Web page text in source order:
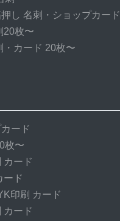
し 名刺・ショップカード
20枚〜
・カード 20枚〜
ード
枚〜
カード
ード
印刷 カード
カード